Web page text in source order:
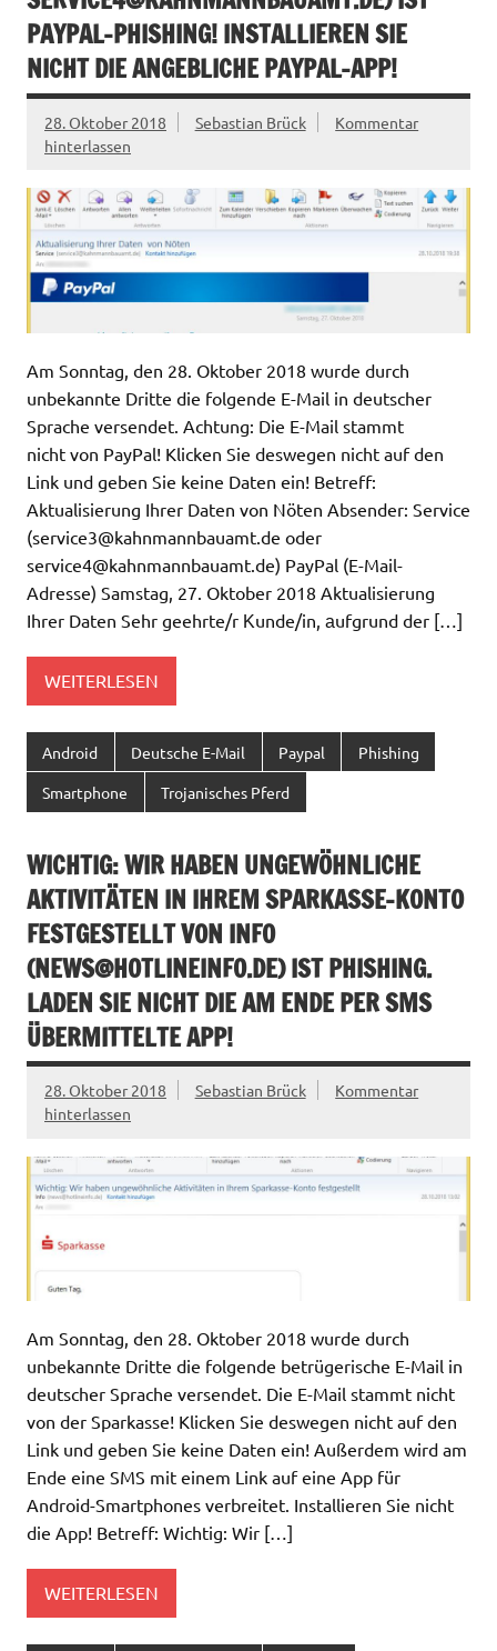
PAYPAL-PHISHING! INSTALLIEREN SIE
NICHT DIE ANGEBLICHE PAYPAL-APP!
28. Oktober 2018 Sebastian Brück
Kommentar
hinterlassen
Am Sonntag, den 28. Oktober 2018 wurde durch
unbekannte Dritte die folgende E-Mail in deutscher
Sprache versendet. Achtung: Die E-Mail stammt
nicht von PayPal! Klicken Sie deswegen nicht auf den
Link und geben Sie keine Daten ein! Betreff:
Aktualisierung Ihrer Daten von Nöten Absender: Service
(service3@kahnmannbauamt.de oder
service4@kahnmannbauamt.de) PayPal (E-Mail-
Adresse) Samstag, 27. Oktober 2018 Aktualisierung
Ihrer Daten Sehr geehrte/r Κunde/in, аufgrund der […]
WEITERLESEN
Android Deutsche E-Mail Paypal Phishing
Smartphone Trojanisches Pferd
WICHTIG: WIR HABEN UNGEWÖHNLICHE
AKTIVITÄTEN IN IHREM SPARKASSE-KONTO
FESTGESTELLT VON INFO
(NEWS@HOTLINEINFO.DE) IST PHISHING.
LADEN SIE NICHT DIE AM ENDE PER SMS
ÜBERMITTELTE APP!
28. Oktober 2018 Sebastian Brück
Kommentar
hinterlassen
Am Sonntag, den 28. Oktober 2018 wurde durch
unbekannte Dritte die folgende betrügerische E-Mail in
deutscher Sprache versendet. Die E-Mail stammt nicht
von der Sparkasse! Klicken Sie deswegen nicht auf den
Link und geben Sie keine Daten ein! Außerdem wird am
Ende eine SMS mit einem Link auf eine App für
Android-Smartphones verbreitet. Installieren Sie nicht
die App! Betreff: Wichtig: Wir […]
WEITERLESEN